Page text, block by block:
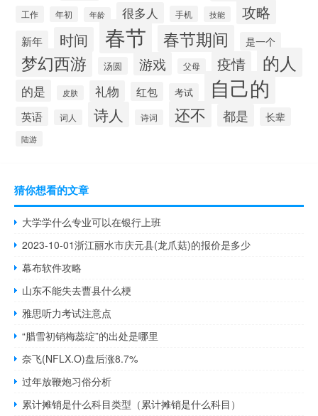
工作 年初 年龄 很多人 手机 技能 攻略
新年 时间 春节 春节期间 是一个
梦幻西游 汤圆 游戏 父母 疫情 的人
的是 皮肤 礼物 红包 考试 自己的
英语 词人 诗人 诗词 还不 都是 长辈
陆游
猜你想看的文章
大学学什么专业可以在银行上班
2023-10-01浙江丽水市庆元县(龙爪菇)的报价是多少
幕布软件攻略
山东不能失去曹县什么梗
雅思听力考试注意点
“腊雪初销梅蕊绽”的出处是哪里
奈飞(NFLX.O)盘后涨8.7%
过年放鞭炮习俗分析
累计摊销是什么科目类型（累计摊销是什么科目）